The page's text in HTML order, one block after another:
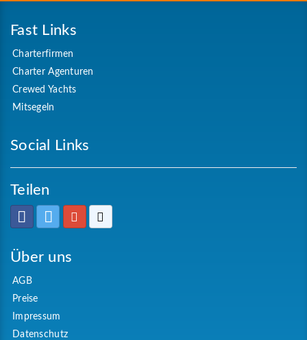
Fast Links
Charterfirmen
Charter Agenturen
Crewed Yachts
Mitsegeln
Social Links
Teilen
Über uns
AGB
Preise
Impressum
Datenschutz